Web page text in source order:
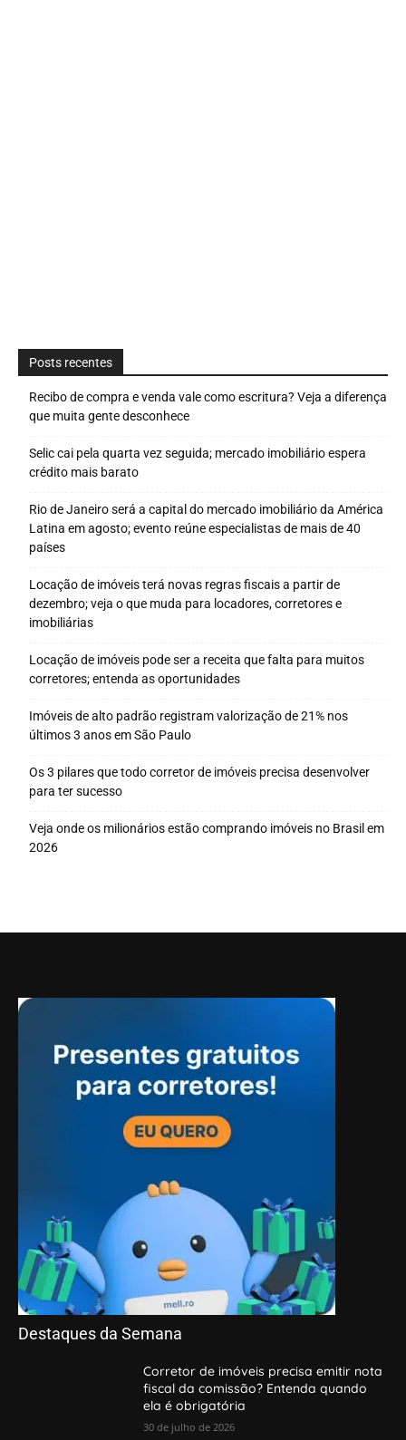
Posts recentes
Recibo de compra e venda vale como escritura? Veja a diferença
que muita gente desconhece
Selic cai pela quarta vez seguida; mercado imobiliário espera
crédito mais barato
Rio de Janeiro será a capital do mercado imobiliário da América
Latina em agosto; evento reúne especialistas de mais de 40
países
Locação de imóveis terá novas regras fiscais a partir de
dezembro; veja o que muda para locadores, corretores e
imobiliárias
Locação de imóveis pode ser a receita que falta para muitos
corretores; entenda as oportunidades
Imóveis de alto padrão registram valorização de 21% nos
últimos 3 anos em São Paulo
Os 3 pilares que todo corretor de imóveis precisa desenvolver
para ter sucesso
Veja onde os milionários estão comprando imóveis no Brasil em
2026
Destaques da Semana
Corretor de imóveis precisa emitir nota
fiscal da comissão? Entenda quando
ela é obrigatória
30 de julho de 2026